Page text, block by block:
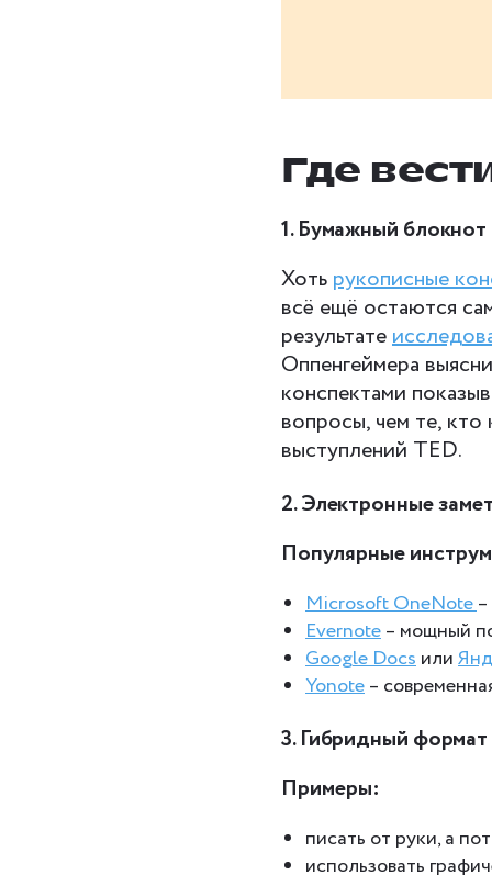
Где
1.Бумажный блокнот
Хоть рукописные
всё ещё остаются
результате
Оппенгеймера
конспектами
вопросы, чем те,
выступлений TED.
2. Электронные
Популярные
Microsoft OneNote
Evernote– мощный
Google Docsили
Yonote–
3.Гибридный формат
Примеры:
писать от руки, а
использовать